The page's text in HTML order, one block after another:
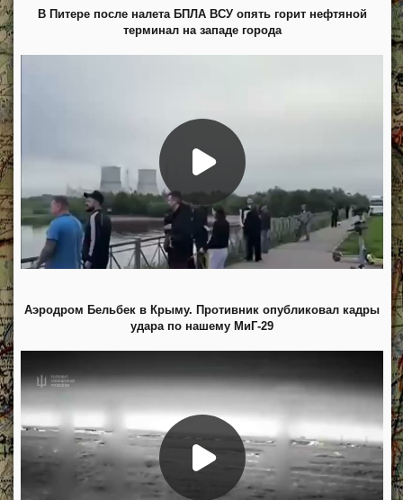
В Питере после налета БПЛА ВСУ опять горит нефтяной
терминал на западе города
Аэродром Бельбек в Крыму. Противник опубликовал кадры
удара по нашему МиГ-29